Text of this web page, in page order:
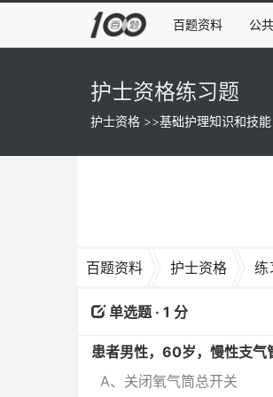
百题资料 公
护士资格练习题
护士资格 >>基础护理知识和技能
百题资料 护士资格 练
单选题 · 1 分
患者男性，60岁，慢性支气
A、关闭氧气筒总开关